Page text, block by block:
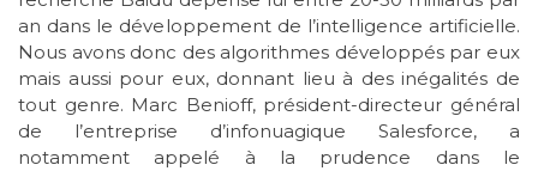
an dans le développement de l’intelligence artificielle.
Nous avons donc des algorithmes développés par eux
mais aussi pour eux, donnant lieu à des inégalités de
tout genre. Marc Benioff, président-directeur général
de l’entreprise d’infonuagique Salesforce, a
notamment appelé à la prudence dans le